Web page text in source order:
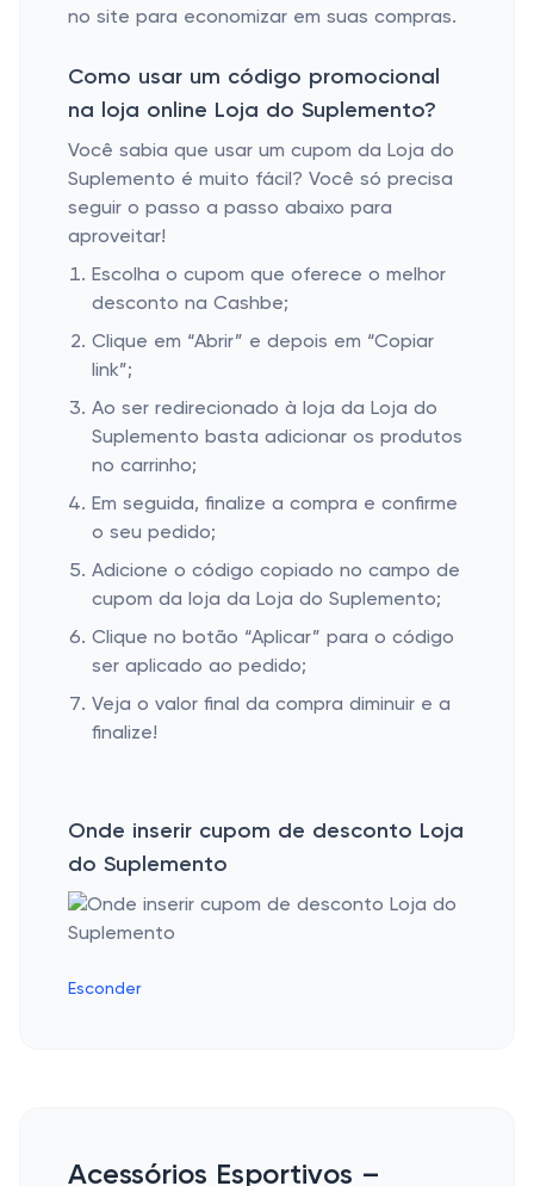
no site para economizar em suas compras.
Como usar um código promocional
na loja online Loja do Suplemento?
Você sabia que usar um cupom da Loja do
Suplemento é muito fácil? Você só precisa
seguir o passo a passo abaixo para
aproveitar!
Escolha o cupom que oferece o melhor
desconto na Cashbe;
Clique em “Abrir” e depois em “Copiar
link”;
Ao ser redirecionado à loja da Loja do
Suplemento basta adicionar os produtos
no carrinho;
Em seguida, finalize a compra e confirme
o seu pedido;
Adicione o código copiado no campo de
cupom da loja da Loja do Suplemento;
Clique no botão “Aplicar” para o código
ser aplicado ao pedido;
Veja o valor final da compra diminuir e a
finalize!
Onde inserir cupom de desconto Loja
do Suplemento
Esconder
Acessórios Esportivos –